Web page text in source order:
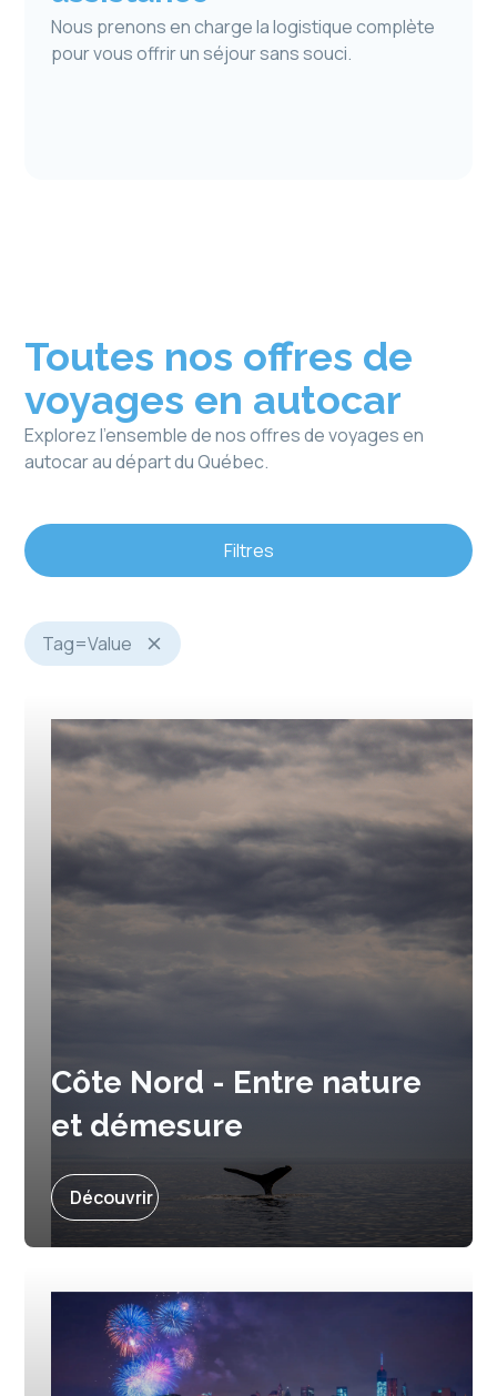
Nous prenons en charge la logistique complète
pour vous offrir un séjour sans souci.
Toutes nos offres de
voyages en autocar
Explorez l’ensemble de nos offres de voyages en
autocar au départ du Québec.
Filtres
Tag=Value
Côte Nord - Entre nature
et démesure
Prochain départ :
Découvrir